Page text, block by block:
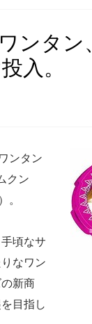
ンタ
入。
ンタン
クン
。
頃なサ
なワン
新商
目指し